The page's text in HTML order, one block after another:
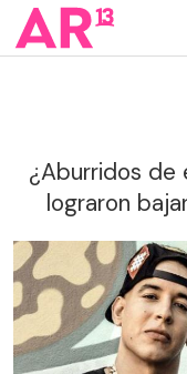
¿Aburridos de
lograron